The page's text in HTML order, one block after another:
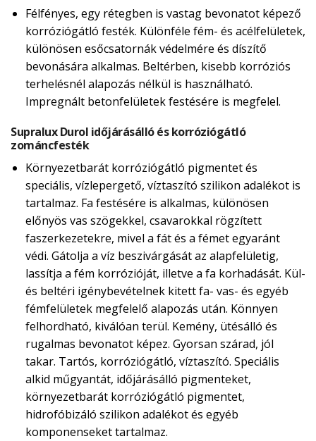
Félfényes, egy rétegben is vastag bevonatot képező
korróziógátló festék. Különféle fém- és acélfelületek,
különösen esőcsatornák védelmére és díszítő
bevonására alkalmas. Beltérben, kisebb korróziós
terhelésnél alapozás nélkül is használható.
Impregnált betonfelületek festésére is megfelel.
Supralux Durol időjárásálló és korróziógátló
zománcfesték
Környezetbarát korróziógátló pigmentet és
speciális, vízlepergető, víztaszító szilikon adalékot is
tartalmaz. Fa festésére is alkalmas, különösen
előnyös vas szögekkel, csavarokkal rögzített
faszerkezetekre, mivel a fát és a fémet egyaránt
védi. Gátolja a víz beszivárgását az alapfelületig,
lassítja a fém korrózióját, illetve a fa korhadását. Kül-
és beltéri igénybevételnek kitett fa- vas- és egyéb
fémfelületek megfelelő alapozás után. Könnyen
felhordható, kiválóan terül. Kemény, ütésálló és
rugalmas bevonatot képez. Gyorsan szárad, jól
takar. Tartós, korróziógátló, víztaszító. Speciális
alkid műgyantát, időjárásálló pigmenteket,
környezetbarát korróziógátló pigmentet,
hidrofóbizáló szilikon adalékot és egyéb
komponenseket tartalmaz.